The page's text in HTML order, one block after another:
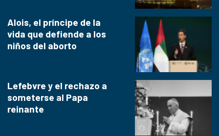
Alois, el príncipe de la
vida que defiende a los
niños del aborto
Lefebvre y el rechazo a
someterse al Papa
reinante